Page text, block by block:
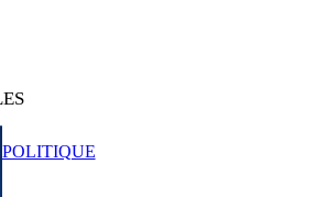
POLITIQUE